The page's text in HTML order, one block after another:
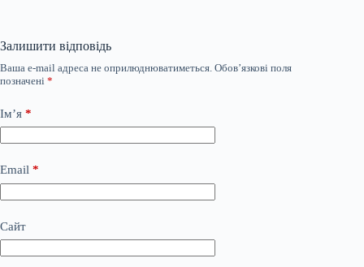
Залишити відповідь
Ваша e-mail адреса не оприлюднюватиметься. Обов’язкові поля
позначені *
Ім’я *
Email *
Сайт